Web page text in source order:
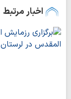
اخبار مرتبط